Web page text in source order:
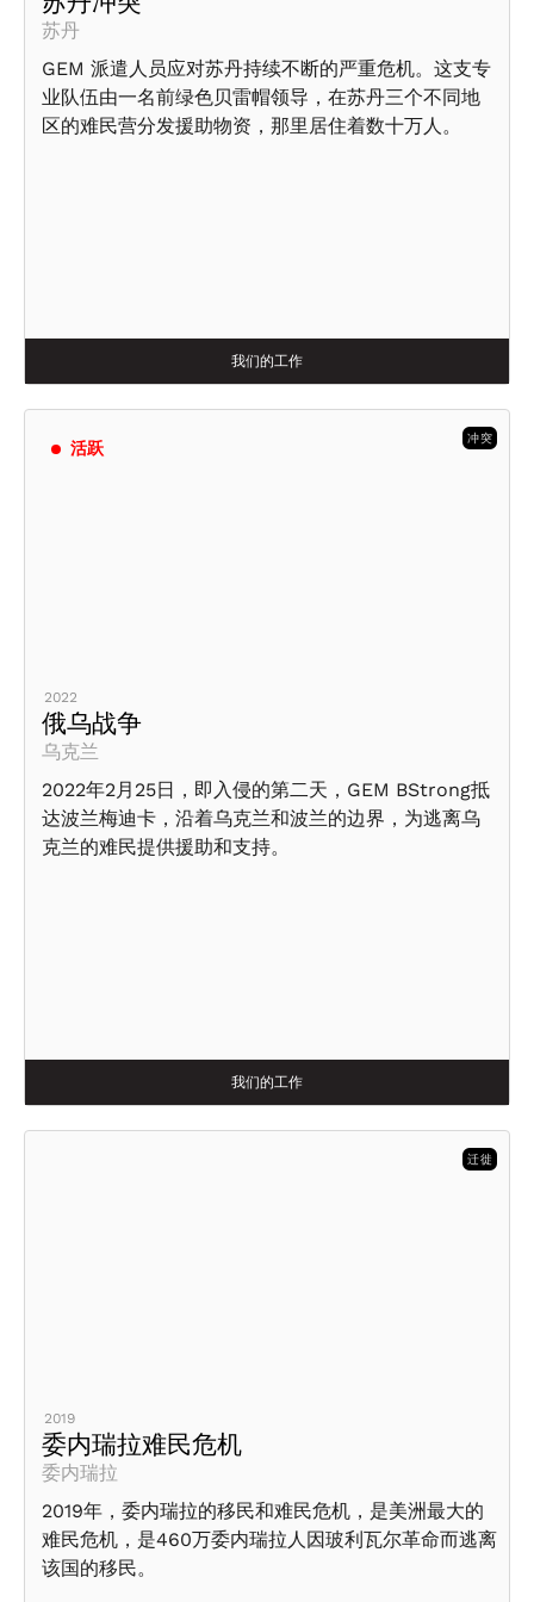
苏丹
GEM 派遣人员应对苏丹持续不断的严重危机。这支专
业队伍由一名前绿色贝雷帽领导，在苏丹三个不同地
区的难民营分发援助物资，那里居住着数十万人。
我们的工作
活跃
冲突
2022
俄乌战争
乌克兰
2022年2月25日，即入侵的第二天，GEM BStrong抵
达波兰梅迪卡，沿着乌克兰和波兰的边界，为逃离乌
克兰的难民提供援助和支持。
我们的工作
迁徙
2019
委内瑞拉难民危机
委内瑞拉
2019年，委内瑞拉的移民和难民危机，是美洲最大的
难民危机，是460万委内瑞拉人因玻利瓦尔革命而逃离
该国的移民。